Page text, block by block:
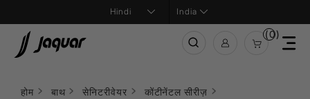
India
(0)
होम बाथ सेनिटरीवेयर
कोंटीनेंटल सीरीज़